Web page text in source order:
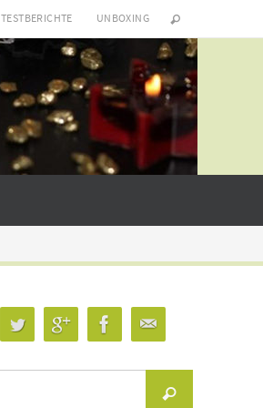
TESTBERICHTE UNBOXING
Suchen